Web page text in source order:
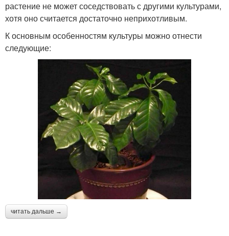
растение не может соседствовать с другими культурами,
хотя оно считается достаточно неприхотливым.
К основным особенностям культуры можно отнести
следующие:
читать дальше →